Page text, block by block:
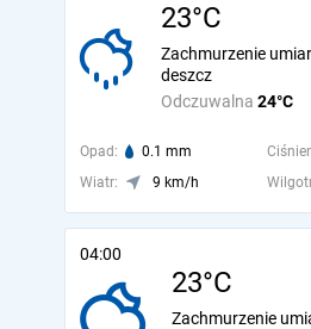
23°C
Odczuwalna 24°C
Zachmurzenie
deszcz
Opad: 0.1 mm
Wiatr:
9 km/h
04:00
23°C
Zachmurzenie